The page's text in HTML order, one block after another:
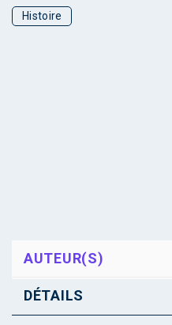
Histoire
AUTEUR(S)
DÉTAILS